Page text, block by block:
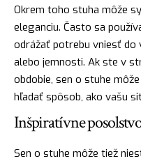
Okrem toho stuha môže
eleganciu. Často sa
odrážať potrebu vniesť do
alebo jemnosti. Ak ste v
obdobie, sen o stuhe
hľadať spôsob, ako vašu
Inšpiratívne
Sen o stuhe môže tiež